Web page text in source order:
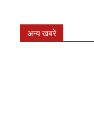
अन्य खबरे